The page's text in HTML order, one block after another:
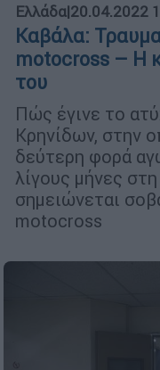
Ελλάδα|20.04.2022
Καβάλα:
motocross – Η
του
Πώς έγινε το
Κρηνίδων, στην
δεύτερη φορά
λίγους μήνες
σημειώνεται
motocross